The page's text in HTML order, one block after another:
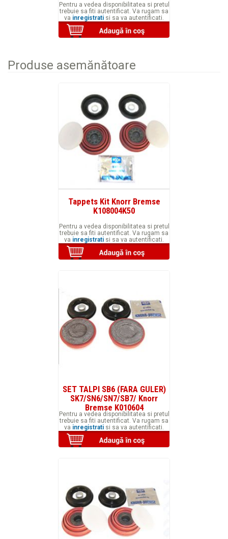
Pentru a vedea disponibilitatea si pretul
trebuie sa fiti autentificat. Va rugam sa
va inregistrati si sa va autentificati.
Produse asemănătoare
Tappets Kit Knorr Bremse
K108004K50
Pentru a vedea disponibilitatea si pretul
trebuie sa fiti autentificat. Va rugam sa
va inregistrati si sa va autentificati.
SET TALPI SB6 (FARA GULER)
SK7/SN6/SN7/SB7/ Knorr
Bremse K010604
Pentru a vedea disponibilitatea si pretul
trebuie sa fiti autentificat. Va rugam sa
va inregistrati si sa va autentificati.